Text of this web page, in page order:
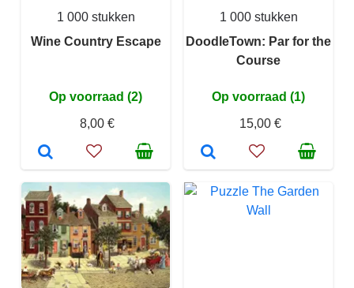
1 000 stukken
Wine Country Escape
Op voorraad (2)
8,00 €
1 000 stukken
DoodleTown: Par for the
Course
Op voorraad (1)
15,00 €